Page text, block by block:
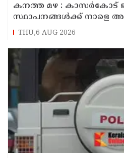
കനത്ത മഴ : കാസർകോട്
സ്ഥാപനങ്ങൾക്ക് നാളെ
THU,6 AUG 2026